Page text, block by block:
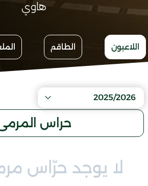
هاوي
اللاعبون الطاقم
2025/2026
حراس
لا يوجد حرّاس